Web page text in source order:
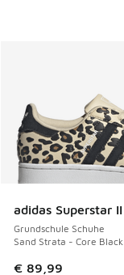
adidas Superstar II
Grundschule Schuhe
Sand Strata - Core Black
€ 89,99